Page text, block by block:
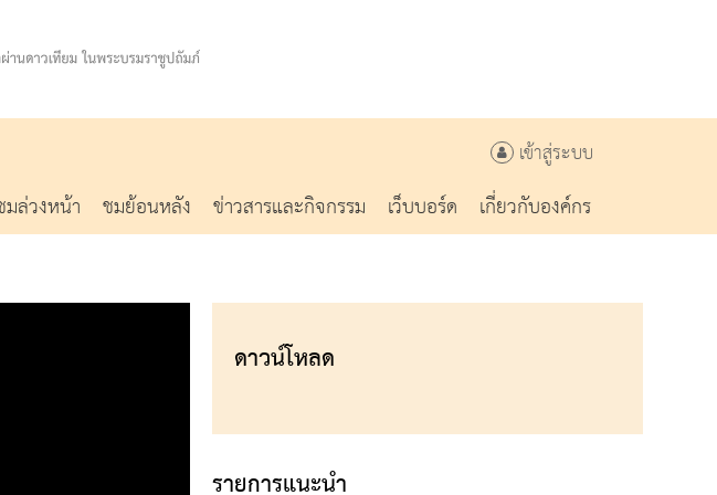
เข้าสู่ระบบ
ล่วงหน้า ชมย้อนหลัง ข่าวสารและกิจกรรม เว็บบอร์ด
เกี่ยวกับองค์กร
ดาวน์โหลด
รายการแนะนำ